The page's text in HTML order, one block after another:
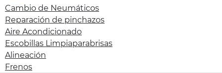
Cambio de Neumáticos
Reparación de pinchazos
Aire Acondicionado
Escobillas Limpiaparabrisas
Alineación
Frenos